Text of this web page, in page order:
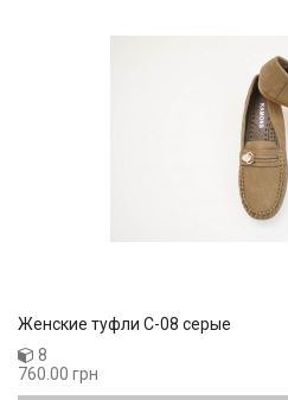
Женские туфли C-08 серые
8
760.00 грн